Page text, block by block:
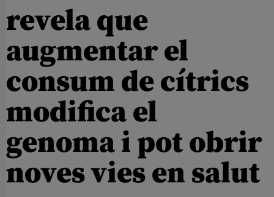
revela que
augmentar el
consum de cítrics
modifica el
genoma i pot obrir
noves vies en salut